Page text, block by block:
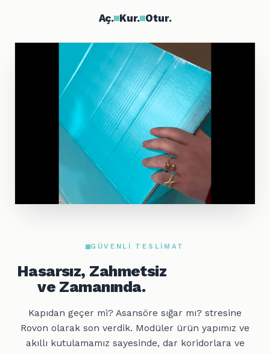
Aç. Kur. Otur.
GÜVENLI TESLIMAT
Hasarsız, Zahmetsiz
ve Zamanında.
Kapıdan geçer mi? Asansöre sığar mı? stresine
Rovon olarak son verdik. Modüler ürün yapımız ve
akıllı kutulamamız sayesinde, dar koridorlara ve